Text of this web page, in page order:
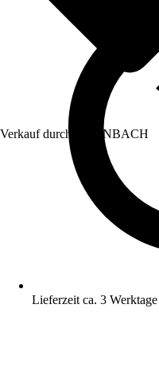
Verkauf durch: HORNBACH
Lieferzeit ca. 3 Werktage